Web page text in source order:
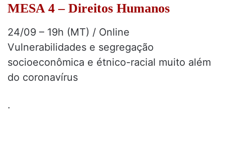
MESA 4 – Direitos Humanos
24/09 – 19h (MT) / Online
Vulnerabilidades e segregação
socioeconômica e étnico-racial muito além
do coronavírus
.